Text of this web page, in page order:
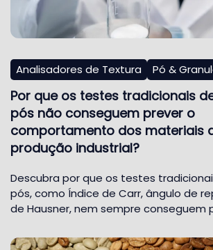
Analisadores de Textura Pó &
Por que os testes tradicionais
pós não conseguem prever o
comportamento dos materiais
produção industrial?
Descubra por que os testes
pós, como Índice de Carr, ângulo de
de Hausner, nem sempre conseguem